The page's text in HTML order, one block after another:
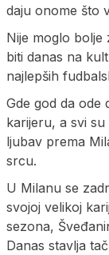
daju onome što
Nije moglo
biti danas na
najlepših
Gde god da ode
karijeru, a svi
ljubav prema
srcu.
U Milanu se
svojoj velikoj
sezona,
Danas stavlja